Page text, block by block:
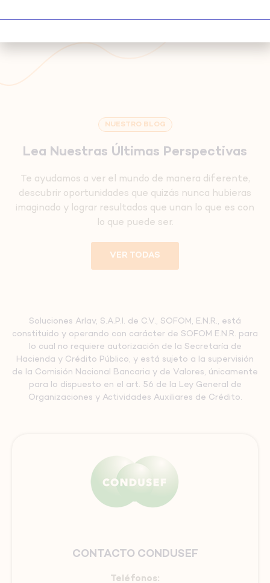
NUESTRO BLOG
Lea Nuestras Últimas Perspectivas
Te ayudamos a ver el mundo de manera diferente,
descubrir oportunidades que quizás nunca hubieras
imaginado y lograr resultados que unan lo que es con
lo que puede ser.
VER TODAS
Soluciones Arlav, S.A.P.I. de C.V., SOFOM, E.N.R., está
constituido y operando con carácter de SOFOM E.N.R. para
lo cual no requiere autorización de la Secretaría de
Hacienda y Crédito Público, y está sujeto a la supervisión
de la Comisión Nacional Bancaria y de Valores, únicamente
para lo dispuesto en el art. 56 de la Ley General de
Organizaciones y Actividades Auxiliares de Crédito.
CONTACTO CONDUSEF
Teléfonos: